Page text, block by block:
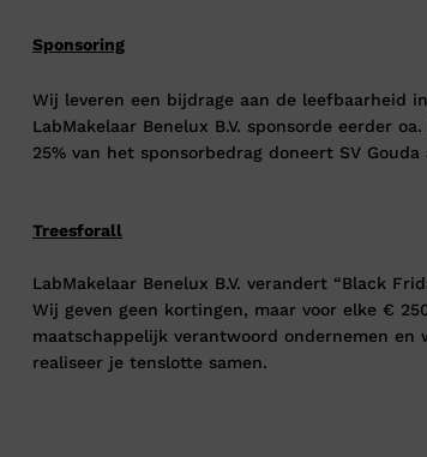
Sponsoring
Wij leveren een bijdrage aan de leefbaarheid
LabMakelaar Benelux B.V. sponsorde eerder
25% van het sponsorbedrag doneert SV Gouda
Treesforall
LabMakelaar Benelux B.V. verandert “Black
Wij geven geen kortingen, maar voor elke €
maatschappelijk verantwoord ondernemen en
realiseer je tenslotte samen.